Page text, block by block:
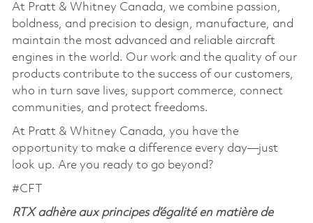
At Pratt & Whitney Canada, we combine passion,
boldness, and precision to design, manufacture, and
maintain the most advanced and reliable aircraft
engines in the world. Our work and the quality of our
products contribute to the success of our customers,
who in turn save lives, support commerce, connect
communities, and protect freedoms.
At Pratt & Whitney Canada, you have the
opportunity to make a difference every day—just
look up. Are you ready to go beyond?
#CFT
RTX adhère aux principes d’égalité en matière de